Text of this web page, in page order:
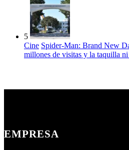
5
Cine Spider-Man: Brand New
millones de visitas y la taquilla ni
EMPRESA